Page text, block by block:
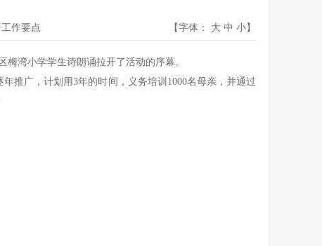
作要点 【字体： 大 中 小】
梅湾小学学生诗朗诵拉开了活动的序幕。
推广，计划用3年的时间，义务培训1000名母亲，并通过